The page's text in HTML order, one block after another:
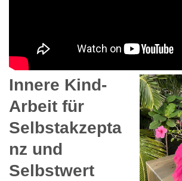
Innere Kind-
Arbeit für
Selbstakzepta
nz und
Selbstwert